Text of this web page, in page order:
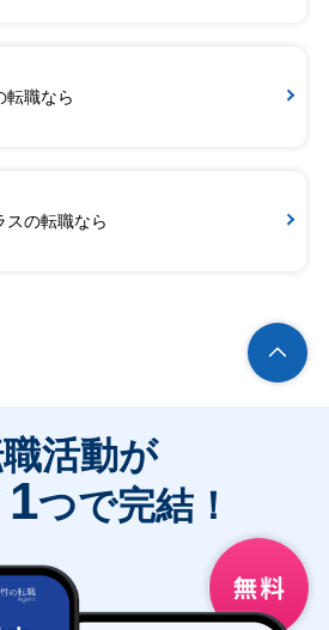
転職なら
スの転職なら
活動が
1つで完結！